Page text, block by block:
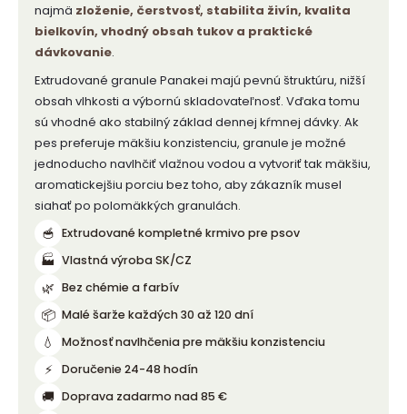
najmä zloženie, čerstvosť, stabilita živín, kvalita
bielkovín, vhodný obsah tukov a praktické
dávkovanie.
Extrudované granule Panakei majú pevnú štruktúru, nižší
obsah vlhkosti a výbornú skladovateľnosť. Vďaka tomu
sú vhodné ako stabilný základ dennej kŕmnej dávky. Ak
pes preferuje mäkšiu konzistenciu, granule je možné
jednoducho navlhčiť vlažnou vodou a vytvoriť tak mäkšiu,
aromatickejšiu porciu bez toho, aby zákazník musel
siahať po polomäkkých granulách.
🥣 Extrudované kompletné krmivo pre psov
🏭 Vlastná výroba SK/CZ
🌿 Bez chémie a farbív
📦 Malé šarže každých 30 až 120 dní
💧 Možnosť navlhčenia pre mäkšiu konzistenciu
⚡ Doručenie 24-48 hodín
🚚 Doprava zadarmo nad 85 €